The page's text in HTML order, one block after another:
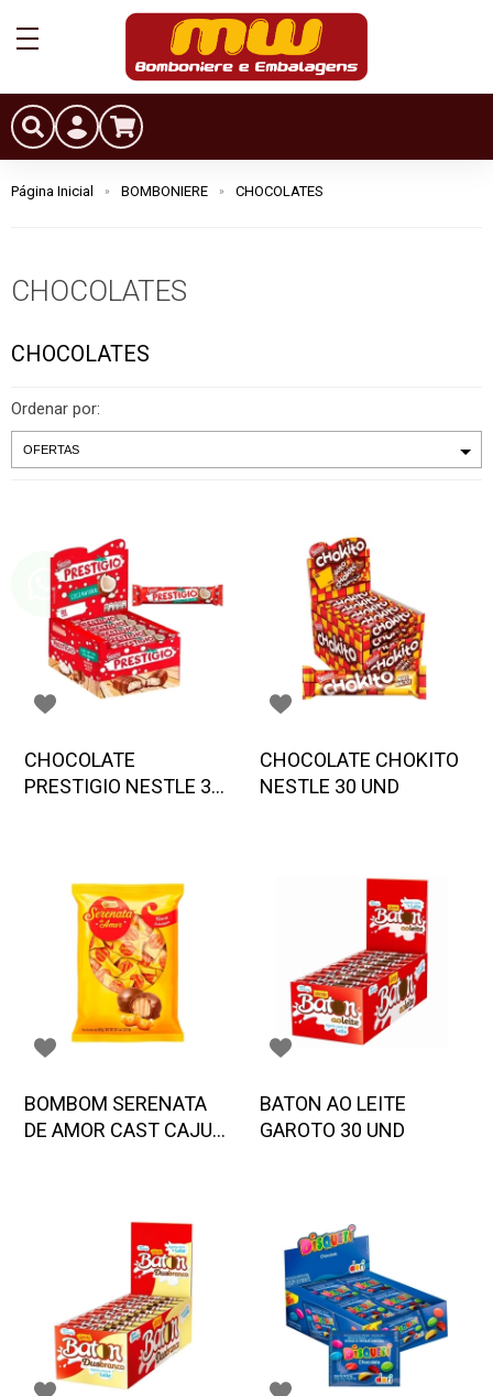
Página Inicial BOMBONIERE CHOCOLATES
CHOCOLATES
CHOCOLATES
Ordenar por:
CHOCOLATE
PRESTIGIO NESTLE 30
CHOCOLATE CHOKITO
NESTLE 30 UND
BOMBOM SERENATA
DE AMOR CAST CAJU
BATON AO LEITE
GAROTO 30 UND